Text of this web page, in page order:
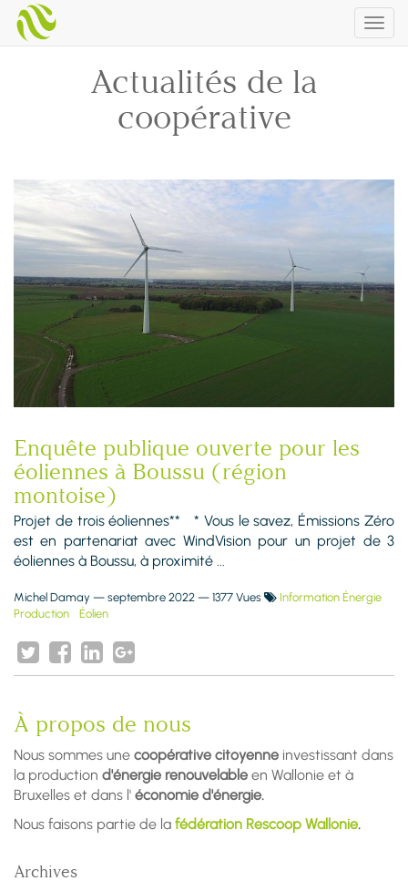
Actualités de la
coopérative
Enquête publique ouverte pour les
éoliennes à Boussu (région
montoise)
Projet de trois éoliennes** * Vous le savez, Émissions Zéro
est en partenariat avec WindVision pour un projet de 3
éoliennes à Boussu, à proximité ...
Michel Damay — septembre 2022 — 1377 Vues
Information Énergie
Production
Éolien
À propos de nous
Nous sommes une coopérative citoyenne investissant dans
la production d'énergie renouvelable en Wallonie et à
Bruxelles et dans l' économie d'énergie.
Nous faisons partie de la fédération Rescoop Wallonie.
Archives